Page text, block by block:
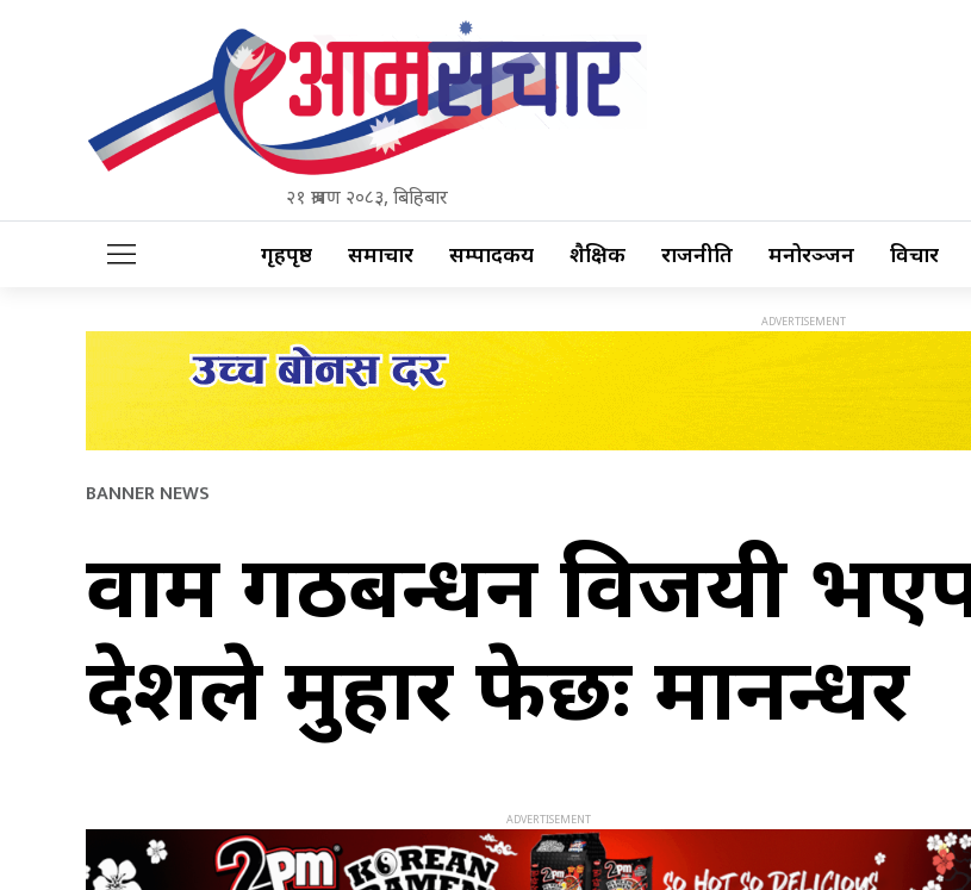
२१ श्रावण २०८३, बिहिबार
गृहपृष्ठ समाचार सम्पादकीय शैक्षिक राजनीति मनोरञ्जन विचार
BANNER NEWS
वाम गठबन्धन विजयी
देशले मुहार फेर्छः मानन्धर